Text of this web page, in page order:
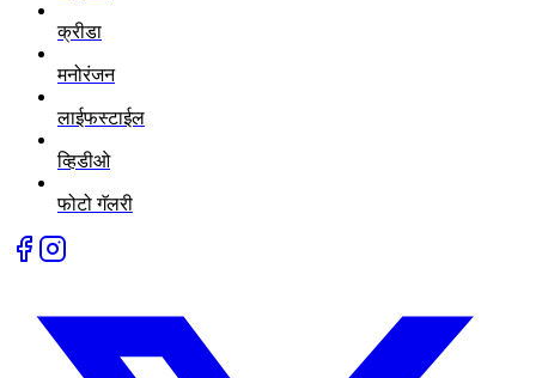
क्रीडा
मनोरंजन
लाईफस्टाईल
व्हिडीओ
फोटो गॅलरी